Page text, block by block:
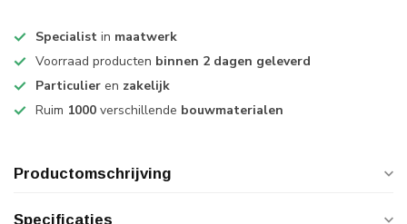
Specialist in maatwerk
Voorraad producten binnen 2 dagen geleverd
Particulier en zakelijk
Ruim 1000 verschillende bouwmaterialen
Productomschrijving
Specificaties